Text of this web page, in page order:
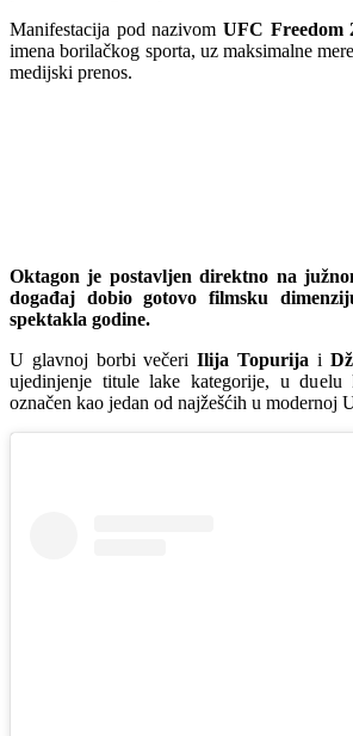
Manifestacija pod nazivom UFC Freedom
imena borilačkog sporta, uz maksimalne
medijski prenos.
Oktagon je postavljen direktno na
događaj dobio gotovo filmsku
spektakla godine.
U glavnoj borbi večeriIlija Topurija i
ujedinjenje titule lake kategorije, u
označen kao jedan od najžešćih u modernoj